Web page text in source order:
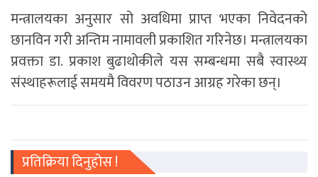
मन्त्रालयका अनुसार सो अवधिमा प्राप्त भएका निवेदनको
छानविन गरी अन्तिम नामावली प्रकाशित गरिनेछ। मन्त्रालयका
प्रवक्ता डा. प्रकाश बुढाथोकीले यस सम्बन्धमा सबै स्वास्थ्य
संस्थाहरूलाई समयमै विवरण पठाउन आग्रह गरेका छन्।
प्रतिक्रिया दिनुहोस !